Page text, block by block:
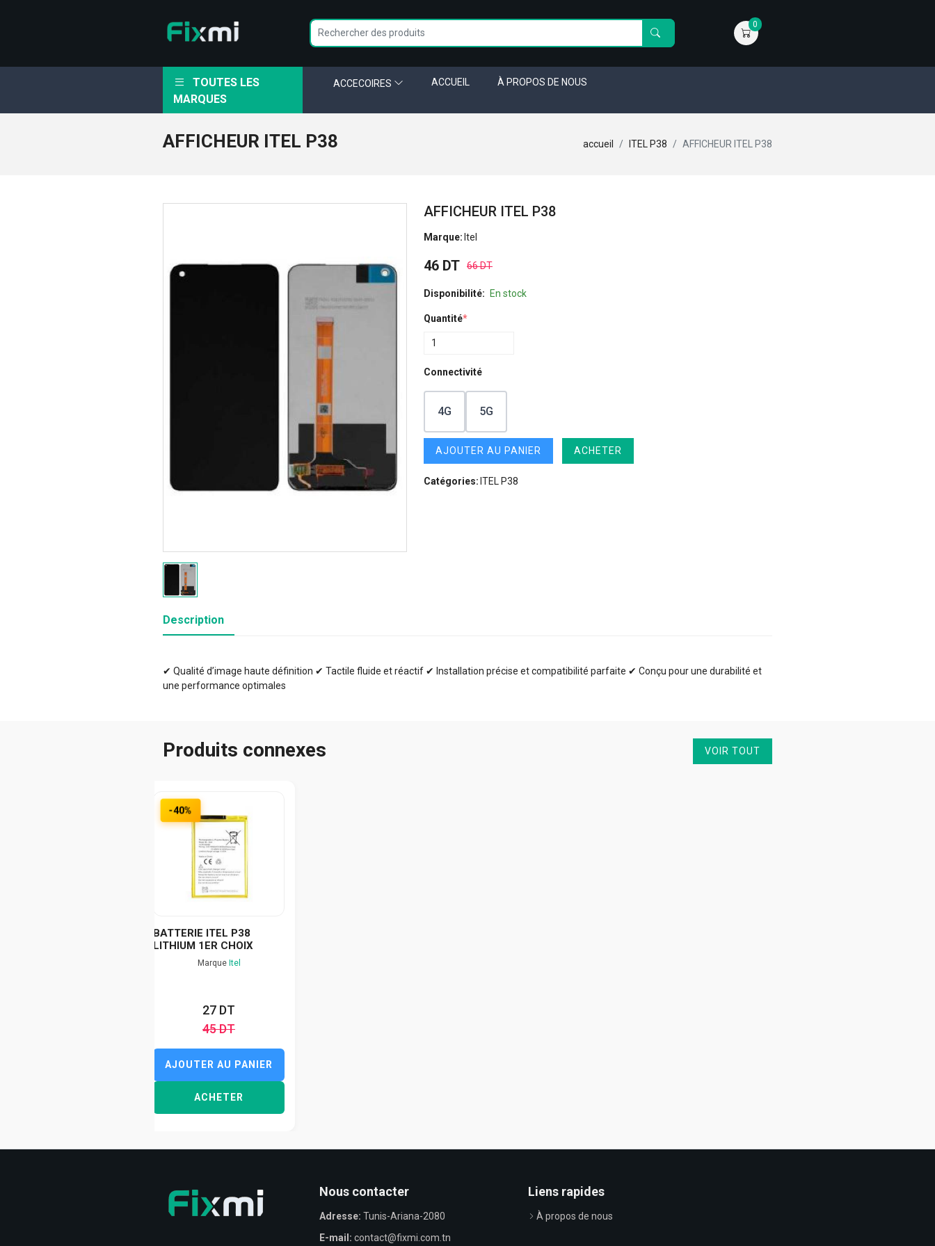
0
TOUTES LES
MARQUES
ACCECOIRES ACCUEIL À PROPOS DE NOUS
AFFICHEUR ITEL P38 accueil ITEL P38 AFFICHEUR ITEL P38
AFFICHEUR ITEL P38
Marque: Itel
46 DT 66 DT
Disponibilité: En stock
Quantité*
Connectivité
4G 5G
AJOUTER AU PANIER ACHETER
Catégories: ITEL P38
Description
✔ Qualité d’image haute définition ✔ Tactile fluide et réactif ✔ Installation précise et compatibilité parfaite ✔ Conçu pour une durabilité et
une performance optimales
Produits connexes VOIR TOUT
-40%
BATTERIE ITEL P38
LITHIUM 1ER CHOIX
Marque Itel
27 DT
45 DT
AJOUTER AU PANIER
ACHETER
Nous contacter
Adresse: Tunis-Ariana-2080
E-mail: contact@fixmi.com.tn
Liens rapides
À propos de nous